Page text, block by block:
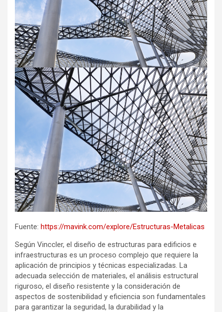
Fuente: https://mavink.com/explore/Estructuras-Metalicas
Según Vinccler, el diseño de estructuras para edificios e
infraestructuras es un proceso complejo que requiere la
aplicación de principios y técnicas especializadas. La
adecuada selección de materiales, el análisis estructural
riguroso, el diseño resistente y la consideración de
aspectos de sostenibilidad y eficiencia son fundamentales
para garantizar la seguridad, la durabilidad y la